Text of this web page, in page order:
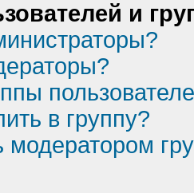
и
в группу?
модератором